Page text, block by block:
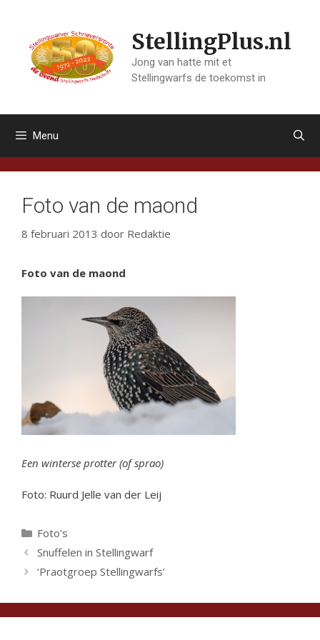
inhoud
StellingPlus.nl
Jong van hatte mit et
Stellingwarfs de toekomst in
Menu
Foto van de maond
8 februari 2013 door Redaktie
Foto van de maond
Een winterse protter (of sprao)
Foto: Ruurd Jelle van der Leij
Categorieën
Foto's
Snuffelen in Stellingwarf
‘Praotgroep Stellingwarfs’